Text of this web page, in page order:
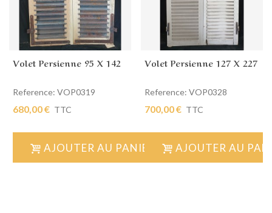
Volet Persienne 95 X 142
Reference: VOP0319
680,00 € TTC
AJOUTER AU PANIER
Volet Persienne 127 X 227
Reference: VOP0328
700,00 € TTC
AJOUTER AU